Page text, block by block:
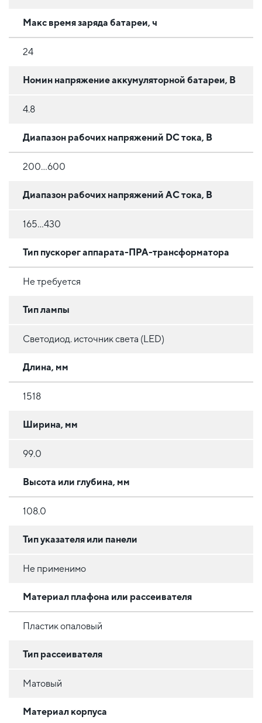
Макс время заряда батареи, ч
24
Номин напряжение аккумуляторной батареи, В
4.8
Диапазон рабочих напряжений DC тока, В
200…600
Диапазон рабочих напряжений AC тока, В
165...430
Тип пускорег аппарата-ПРА-трансформатора
Не требуется
Тип лампы
Светодиод. источник света (LED)
Длина, мм
1518
Ширина, мм
99.0
Высота или глубина, мм
108.0
Тип указателя или панели
Не применимо
Материал плафона или рассеивателя
Пластик опаловый
Тип рассеивателя
Матовый
Материал корпуса